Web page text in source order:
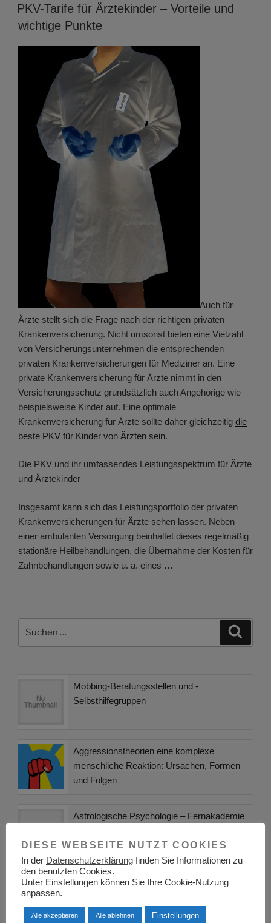
AM
PKV-Tarife für Ärztekinder – Vorteile und
wichtige Punkte
Auch für
Ärzte stellt sich die Frage nach der richtigen privaten
Krankenversicherung. Nicht umsonst bieten eine Vielzahl
von Versicherungsunternehmen die entsprechenden
privaten Krankenversicherungen für Mediziner an. Eine
private Krankenversicherung für Ärzte nimmt in den
Versicherungsschutz grundsätzlich auch Angehörige wie
beispielsweise Kinder auf. Eine optimale
Krankenversicherung für Ärzte sollte daher gleichzeitig die
beste PKV für Kinder von Ärzten sein.
Die PKV und ihr umfassendes Leistungsspektrum für Ärzte
und Ärztekinder
Insgesamt kann sich das Leistungsportfolio der privaten
Krankenversicherungen für Ärzte sehen lassen. Neben
einer ambulanten Versorgung beinhaltet dieses regelmäßig
stationäre Heilbehandlungen, die Übernahme der Kosten für
Zahnbehandlungen sowie u. a. eines …
Mobbing-Beratungsstellen und -
Selbsthilfegruppen
Aggressionstheorien eine komplexe
menschliche Reaktion: Ursachen, Formen
und Folgen
Astrologische Psychologie – Fernakademie
Wie schreibt man eine Facharbeit
DIESE WEBSEITE NUTZT COOKIES
In der Datenschutzerklärung finden Sie Informationen zu
den benutzten Cookies.
Unter Einstellungen können Sie Ihre Cookie-Nutzung
anpassen.
Alle akzeptieren Alle ablehnen Einstellungen